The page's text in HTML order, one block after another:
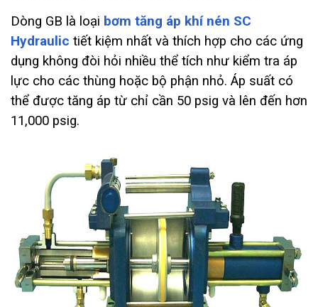
Dòng GB là loại bơm tăng áp khí nén SC
Hydraulic tiết kiệm nhất và thích hợp cho các ứng
dụng không đòi hỏi nhiều thể tích như kiểm tra áp
lực cho các thùng hoặc bộ phận nhỏ. Áp suất có
thể được tăng áp từ chỉ cần 50 psig và lên đến hơn
11,000 psig.